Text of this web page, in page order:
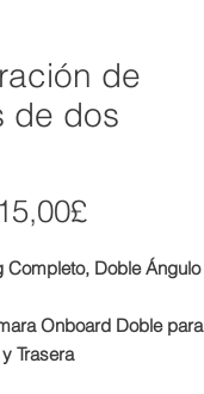
de
de dos
Precio
oferta
Completo, Doble Ángulo
Onboard Doble para
Trasera